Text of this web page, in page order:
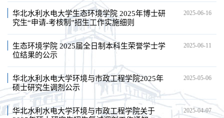
华北水利水电大学生态环境学院 2025年博士研
究生“申请-考核制”招生工作实施细则
2025-06-16
生态环境学院 2025届全日制本科生荣誉学士学
位结果的公示
2025-06-11
华北水利水电大学环境与市政工程学院2025年
硕士研究生调剂公示
2025-05-06
华北水利水电大学环境与市政工程学院关于
2025-04-07